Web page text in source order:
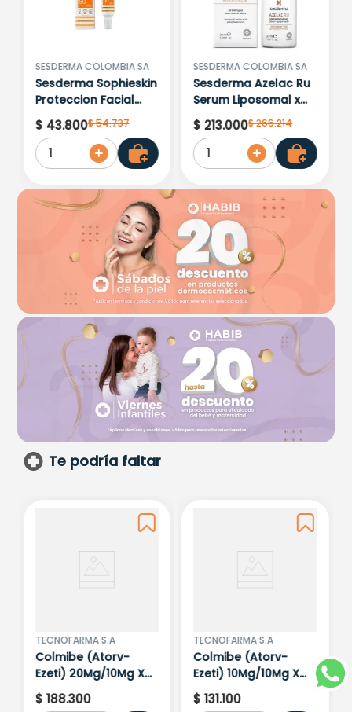
Más reciente
SESDERMA COLOMBIA SA
Sesderma Sophieskin
Proteccion Facial
Kids Hypoallergenic
Spf 500 Moisturising
$ 43.800$54.737
1
SESDERMA COLOMBIA SA
Sesderma Azelac Ru
Serum Liposomal x
30ml
$ 213.000$266.214
1
Te podría faltar
TECNOFARMA S.A
Colmibe (Atorv-
Ezeti) 20Mg/10Mg X
30Comp.Tf
$ 188.300
TECNOFARMA S.A
Colmibe (Atorv-
Ezeti) 10Mg/10Mg X
30Tab Tf
$ 131.100